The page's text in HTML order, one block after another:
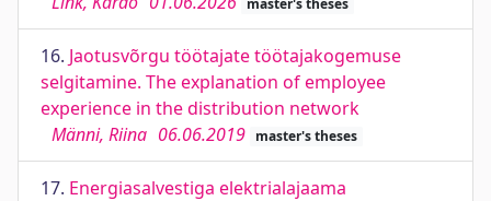
master's theses
16. Jaotusvõrgu töötajate töötajakogemuse
selgitamine. The explanation of employee
experience in the distribution network
Männi, Riina 06.06.2019 master's theses
17. Energiasalvestiga elektrialajaama